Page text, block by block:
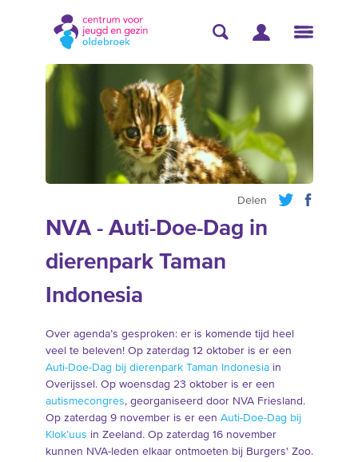
Delen
NVA - Auti-Doe-Dag in
dierenpark Taman
Indonesia
Over agenda’s gesproken: er is komende tijd heel
veel te beleven! Op zaterdag 12 oktober is er een
Auti-Doe-Dag bij dierenpark Taman Indonesiain
Overijssel. Op woensdag 23 oktober is er een
autismecongres, georganiseerd door NVA Friesland.
Op zaterdag 9 november is er een Auti-Doe-Dag bij
Klok’uus in Zeeland. Op zaterdag 16 november
kunnen NVA-leden elkaar ontmoeten bij Burgers' Zoo.